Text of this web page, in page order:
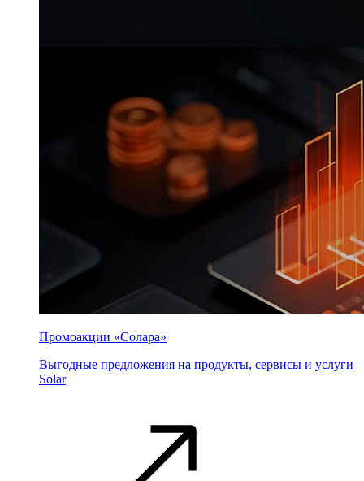
Промоакции «Солара»
Выгодные предложения на продукты, сервисы и услуги
Solar